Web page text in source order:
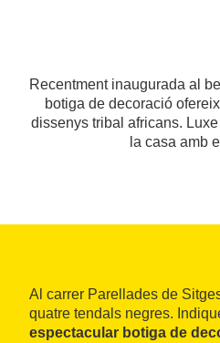
Recentment inaugurada al
botiga de decoració
dissenys tribal africans.
la casa amb
Al carrer Parellades de
quatre tendals negres.
espectacular botiga de